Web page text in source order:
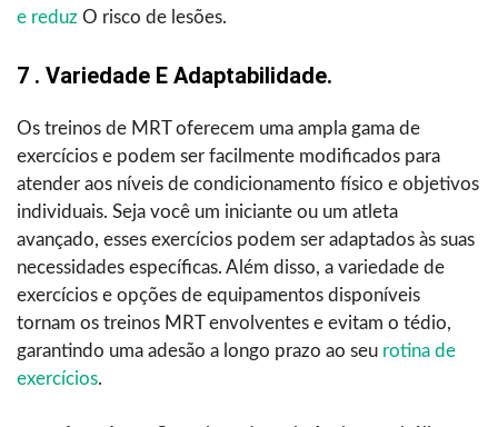
e reduz O risco de lesões.
7 . Variedade E Adaptabilidade.
Os treinos de MRT oferecem uma ampla gama de
exercícios e podem ser facilmente modificados para
atender aos níveis de condicionamento físico e objetivos
individuais. Seja você um iniciante ou um atleta
avançado, esses exercícios podem ser adaptados às suas
necessidades específicas. Além disso, a variedade de
exercícios e opções de equipamentos disponíveis
tornam os treinos MRT envolventes e evitam o tédio,
garantindo uma adesão a longo prazo ao seu rotina de
exercícios.